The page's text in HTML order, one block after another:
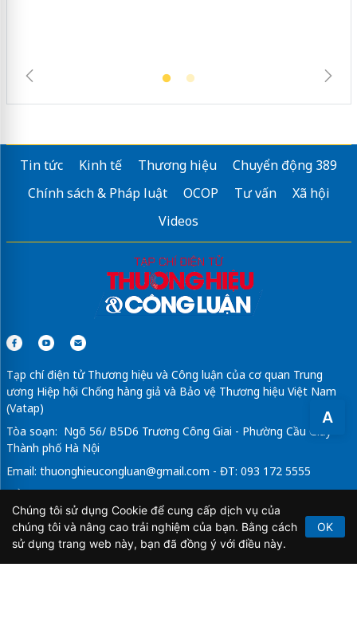
A
Tin tức Kinh tế Thương hiệu
Chuyển động 389
Chính sách & Pháp luật
OCOP Tư vấn
Xã hội
Videos
Tạp chí điện tử Thương hiệu và Công luận của cơ quan Trung
ương Hiệp hội Chống hàng giả và Bảo vệ Thương hiệu Việt Nam
(Vatap)
Tòa soạn: Ngõ 56/ B5D6 Trương Công Giai - Phường Cầu Giấy -
Thành phố Hà Nội
Email: thuonghieucongluan@gmail.com - ĐT: 093 172 5555
Tổng Biên Tập: Vũ Đức Thuận
Giấy phép hoạt động báo chí điện tử số 64/GP-BTTTT do Bộ
Thông tin và Truyền thông cấp ngày 21/2/2020.
Chúng tôi sử dụng Cookie để cung cấp dịch vụ của
chúng tôi và nâng cao trải nghiệm của bạn. Bằng cách
sử dụng trang web này, bạn đã đồng ý với điều này.
OK